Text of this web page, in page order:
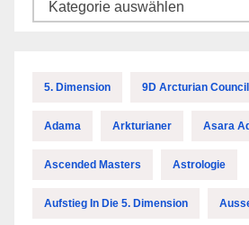
Kategorien
5. Dimension 9D Arcturian Council
Adama Arkturianer Asara
Ascended Masters Astrologie
Aufstieg In Die 5. Dimension